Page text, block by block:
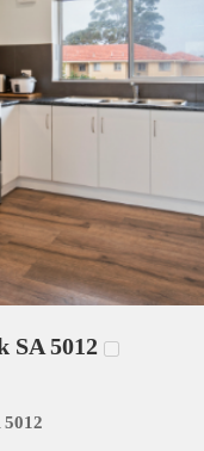
SA 5012